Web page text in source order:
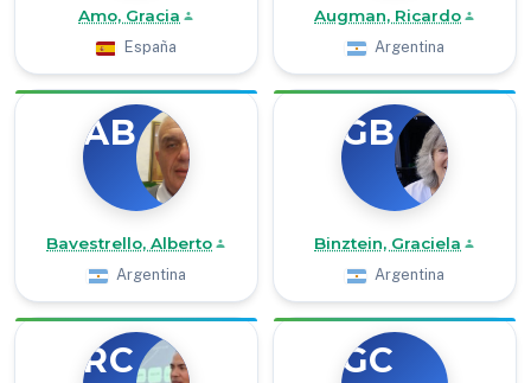
Amo, Gracia
España
Augman, Ricardo
Argentina
AB
Bavestrello, Alberto
Argentina
GB
Binztein, Graciela
Argentina
RC GC